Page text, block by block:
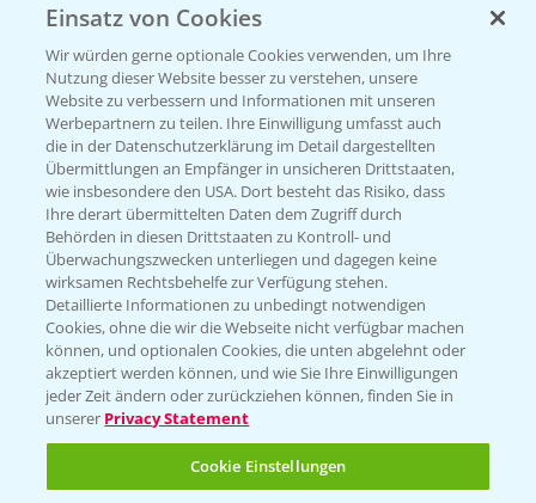
Beratung auf WhatsApp
T.+49 (0)174 346 564 1
KONTAKT
Hilfe in Notfällen
T.+49 (0)214/30-20220
Folgen Sie uns
Einsatz von Cookies
Wir würden gerne optionale Cookies verwenden, um Ihre
Nutzung dieser Website besser zu verstehen, unsere
Website zu verbessern und Informationen mit unseren
Werbepartnern zu teilen. Ihre Einwilligung umfasst auch
die in der Datenschutzerklärung im Detail dargestellten
Übermittlungen an Empfänger in unsicheren Drittstaaten,
wie insbesondere den USA. Dort besteht das Risiko, dass
Ihre derart übermittelten Daten dem Zugriff durch
Behörden in diesen Drittstaaten zu Kontroll- und
Überwachungszwecken unterliegen und dagegen keine
wirksamen Rechtsbehelfe zur Verfügung stehen.
Detaillierte Informationen zu unbedingt notwendigen
Cookies, ohne die wir die Webseite nicht verfügbar machen
können, und optionalen Cookies, die unten abgelehnt oder
akzeptiert werden können, und wie Sie Ihre Einwilligungen
jeder Zeit ändern oder zurückziehen können, finden Sie in
unserer Privacy Statement
Cookie Einstellungen